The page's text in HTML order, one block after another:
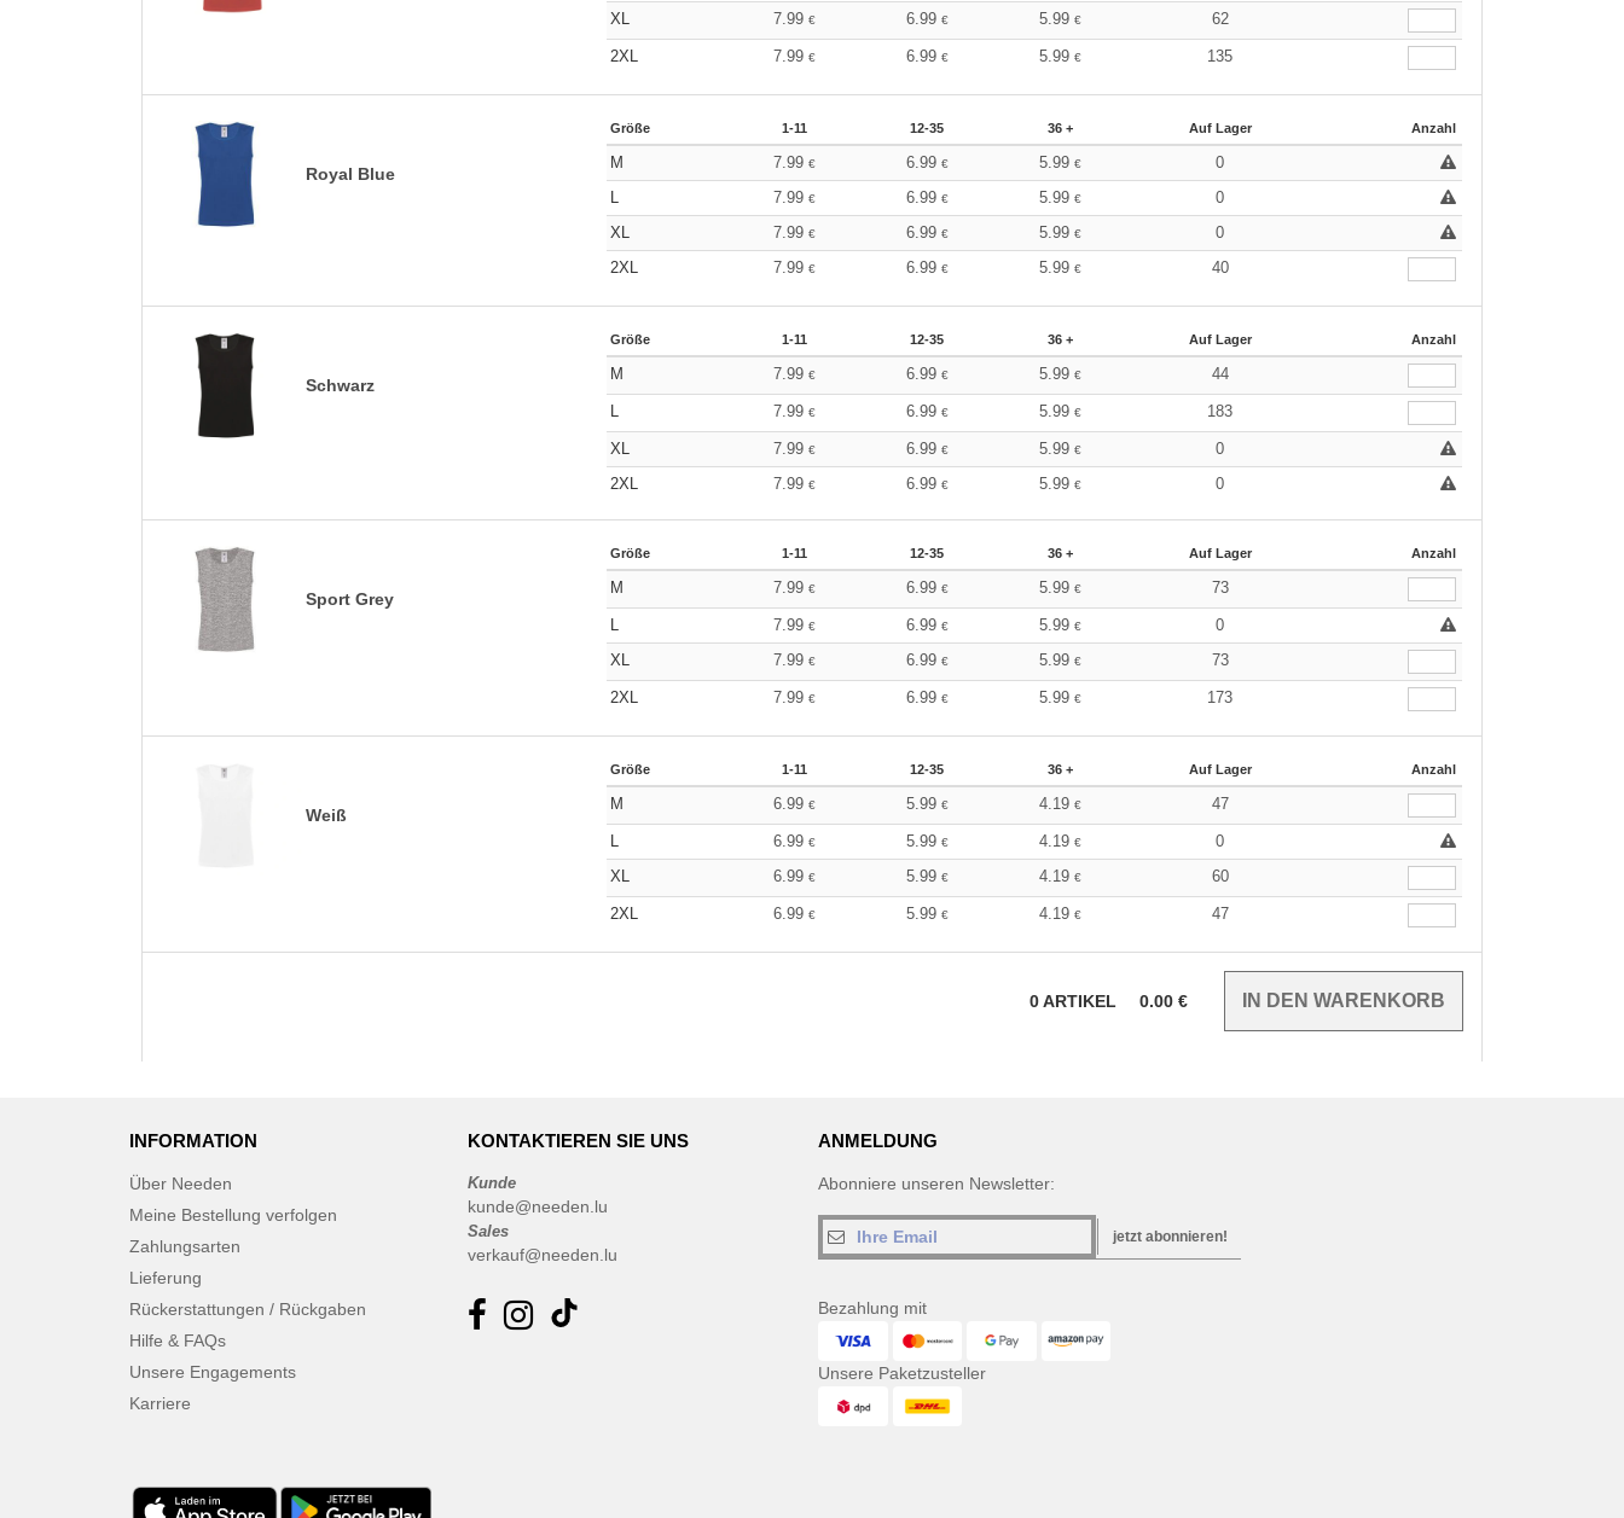
XL
7.99 € 6.99 € 5.99€ 62
2XL 7.99 € 6.99 € 5.99€ 135
Royal Blue
Größe 1-11 12-35 36 + Auf Lager Anzahl
M 7.99 € 6.99 € 5.99€
0
L
7.99 € 6.99 € 5.99€
0
XL
7.99 € 6.99 € 5.99€
0
2XL
7.99 € 6.99 € 5.99€ 40
Schwarz
Größe 1-11 12-35 36 + Auf Lager Anzahl
M 7.99 € 6.99 € 5.99€ 44
L 7.99 € 6.99 € 5.99€ 183
XL 7.99 € 6.99 € 5.99€
0
2XL
7.99 € 6.99 € 5.99€ 0
Sport Grey
Größe 1-11 12-35 36 + Auf Lager Anzahl
M 7.99 € 6.99 € 5.99€ 73
L 7.99 € 6.99 € 5.99€
0
XL
7.99 € 6.99 € 5.99€ 73
2XL 7.99 € 6.99 € 5.99€ 173
Weiß
Größe 1-11 12-35 36 + Auf Lager Anzahl
M 6.99 € 5.99 € 4.19€ 47
L 6.99 € 5.99 € 4.19€
0
XL
6.99 € 5.99 € 4.19€ 60
2XL 6.99 € 5.99 € 4.19€ 47
0ARTIKEL 0.00 €
INFORMATION
Über Needen
Meine Bestellung verfolgen
Zahlungsarten
Lieferung
Rückerstattungen / Rückgaben
Hilfe & FAQs
Unsere Engagements
Karriere
KONTAKTIEREN SIE UNS
Kunde
kunde@needen.lu
Sales
verkauf@needen.lu
ANMELDUNG
Abonniere unseren Newsletter:
jetzt abonnieren!
Bezahlung mit
Unsere Paketzusteller